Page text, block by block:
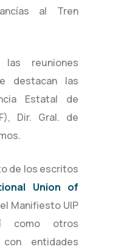
al Tren
las reuniones
destacan las
Estatal de
Dir. Gral. de
de los escritos
Union of
Manifiesto UIP
como otros
con entidades